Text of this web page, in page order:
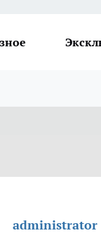
administrator